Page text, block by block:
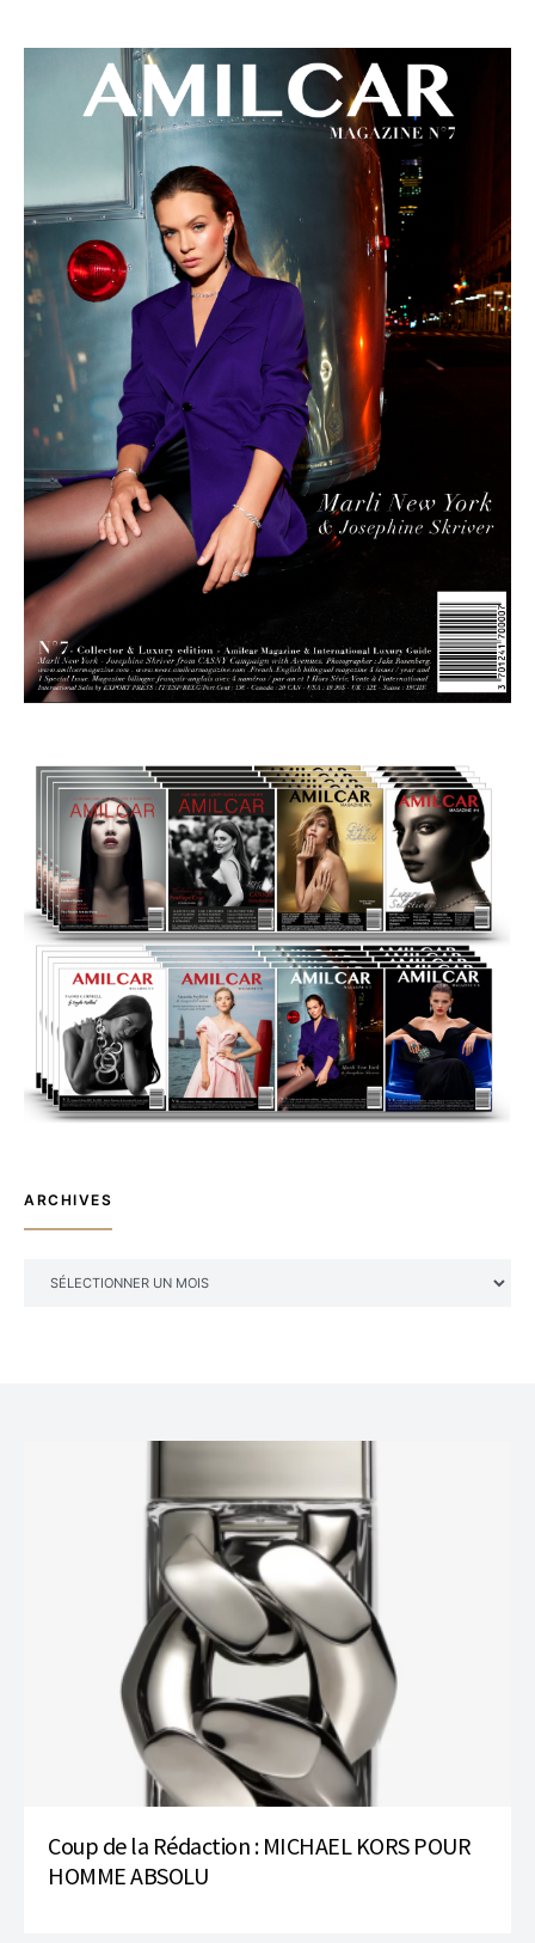
ARCHIVES
Coup de la Rédaction : MICHAEL KORS POUR
HOMME ABSOLU